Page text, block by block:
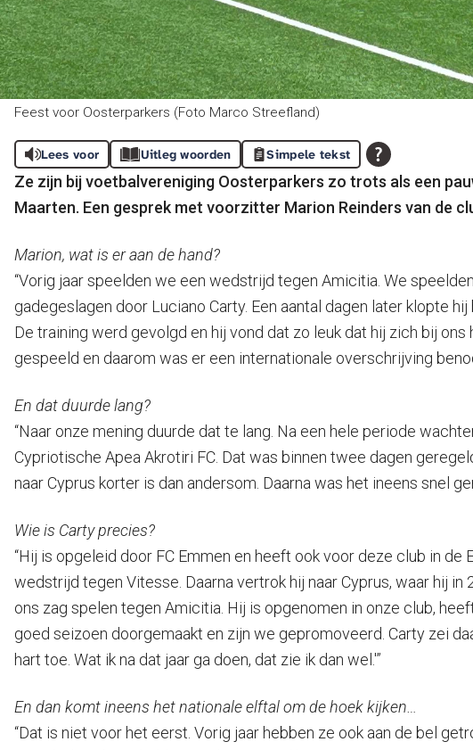
Feest voor Oosterparkers (Foto Marco Streefland)
Lees voor Uitleg woorden Simpele tekst
Ze zijn bij voetbalvereniging Oosterparkers zo trots als een
Maarten. Een gesprek met voorzitter Marion Reinders van de
Marion, wat is er aan de hand?
“Vorig jaar speelden we een wedstrijd tegen Amicitia. We
gadegeslagen door Luciano Carty. Een aantal dagen later klopte
De training werd gevolgd en hij vond dat zo leuk dat hij zich bij
gespeeld en daarom was er een internationale overschrijving
En dat duurde lang?
“Naar onze mening duurde dat te lang. Na een hele periode
Cypriotische Apea Akrotiri FC. Dat was binnen twee dagen
naar Cyprus korter is dan andersom. Daarna was het ineens snel
Wie is Carty precies?
“Hij is opgeleid door FC Emmen en heeft ook voor deze club in
wedstrijd tegen Vitesse. Daarna vertrok hij naar Cyprus, waar hij
ons zag spelen tegen Amicitia. Hij is opgenomen in onze club,
goed seizoen doorgemaakt en zijn we gepromoveerd. Carty zei
hart toe. Wat ik na dat jaar ga doen, dat zie ik dan wel.'”
En dan komt ineens het nationale elftal om de hoek kijken…
“Dat is niet voor het eerst. Vorig jaar hebben ze ook aan de bel